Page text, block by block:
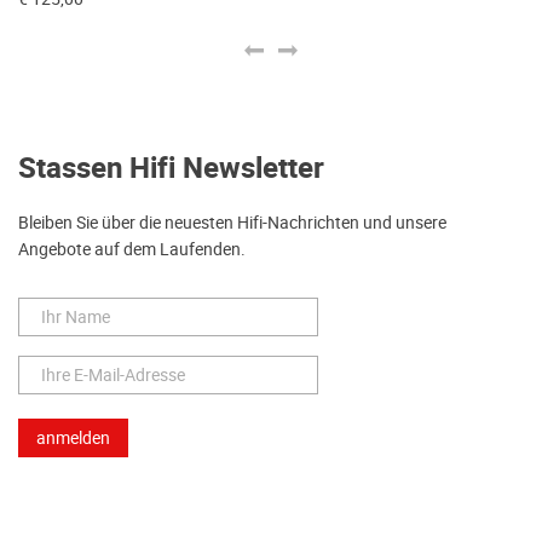
Stassen Hifi Newsletter
Bleiben Sie über die neuesten Hifi-Nachrichten und unsere
Angebote auf dem Laufenden.